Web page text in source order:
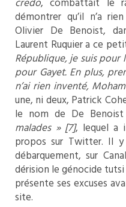
credo, combattait le
démontrer qu’il n’a
Olivier De Benoist,
Laurent Ruquier a ce
République, je suis pour
pour Gayet. En plus,
n’ai rien inventé,
une, ni deux, Patrick
le nom de De
malades » [7], lequel a
propos sur Twitter. Il y
débarquement, sur
dérision le génocide tutsi
présente ses excuses
site.